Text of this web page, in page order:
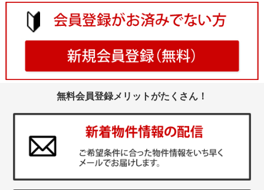
無料会員登録メリットがたくさん！